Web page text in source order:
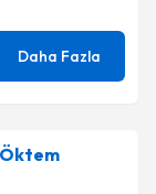
Daha Fazla
Öktem